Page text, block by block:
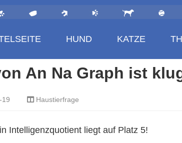
HUND KATZE
An Na Graph ist
19 Haustierfrage
Intelligenzquotient liegt auf Platz 5!